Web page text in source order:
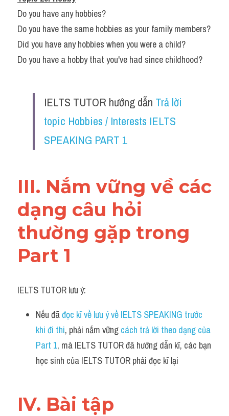
Do you have any hobbies?
Do you have the same hobbies as your family members?
Did you have any hobbies when you were a child?
Do you have a hobby that you've had since childhood?
IELTS TUTOR hướng dẫn ​ Trả lời
topic Hobbies / Interests IELTS
SPEAKING PART 1
III. Nắm vững về các
dạng câu hỏi
thường gặp trong
Part 1
IELTS TUTOR lưu ý:
Nếu đã đọc kĩ về lưu ý về IELTS SPEAKING trước
khi đi thi, phải nắm vững cách trả lời theo dạng của
Part 1, mà IELTS TUTOR đã hướng dẫn kĩ, các bạn
học sinh của IELTS TUTOR phải đọc kĩ lại
IV. Bài tập